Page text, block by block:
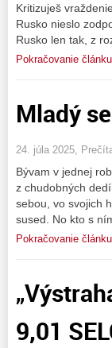
Kritizuješ
Rusko nieslo
Rusko len tak, z
Pokračovanie článku
Mladý
24. júla 2025,
Bývam v jednej
z chudobných
sebou, vo svojich
sused. No kto s
Pokračovanie článku
9,01